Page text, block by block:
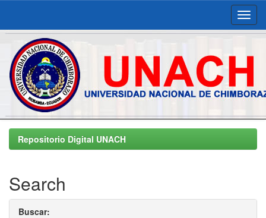
Skip
navigationRepositorio Digital UNACH
Search
Buscar: